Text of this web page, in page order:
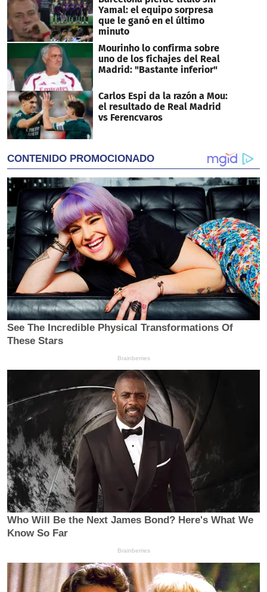
Yamal: el equipo sorpresa
que le ganó en el último
minuto
Mourinho lo confirma sobre
uno de los fichajes del Real
Madrid: "Bastante inferior"
Carlos Espi da la razón a Mou:
el resultado de Real Madrid
vs Ferencvaros